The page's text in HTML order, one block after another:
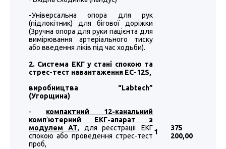
-Універсальна опора для рук
(підлокітник) для бігової доріжки
(Зручна опора для руки пацієнта для
вимірювання артеріального тиску
або введення ліків під час ходьби).
2. Система ЕКГ у стані спокою та
стрес-тест навантаження EC-12S,
виробництва “Labtech”
(Угорщина)
- компактний 12-канальний
комп’ютерний ЕКГ-апарат з
модулем АТ, для реєстрації ЕКГ
спокою або проведення стрес-тест
проб,
1
375
200,00